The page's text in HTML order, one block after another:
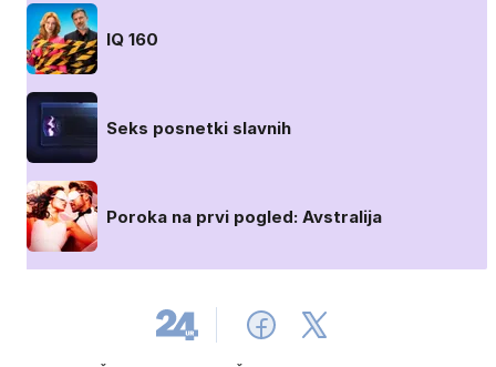
IQ 160
Seks posnetki slavnih
Poroka na prvi pogled: Avstralija